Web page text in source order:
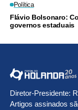
Política
Flávio Bolsonaro:
governos estaduais
Diretor-Presidente:
Artigos assinados